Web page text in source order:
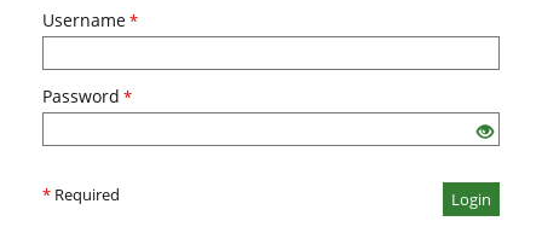
Username*
Password *
* Required Login